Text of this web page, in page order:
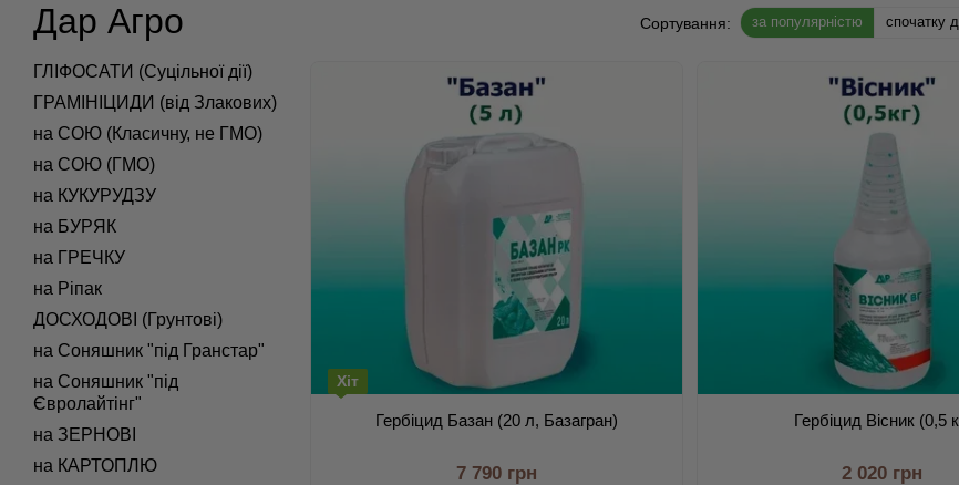
Дар Агро Сортування: за популярністю спочатку
Хіт
Гербіцид Базан (20 л, Базагран)
7 790 грн
Гербіцид Вісник (0,5
2 020 грн
ГЛІФОСАТИ (Суцільної дії)
ГРАМІНІЦИДИ (від Злакових)
на СОЮ (Класичну, не ГМО)
на СОЮ (ГМО)
на КУКУРУДЗУ
на БУРЯК
на ГРЕЧКУ
на Ріпак
ДОСХОДОВІ (Грунтові)
на Соняшник "під Гранстар"
на Соняшник "під
Євролайтінг"
на ЗЕРНОВІ
на КАРТОПЛЮ